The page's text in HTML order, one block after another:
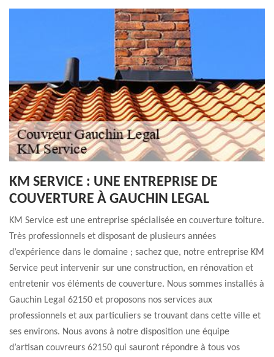
KM SERVICE : UNE ENTREPRISE DE
COUVERTURE À GAUCHIN LEGAL
KM Service est une entreprise spécialisée en couverture toiture.
Très professionnels et disposant de plusieurs années
d’expérience dans le domaine ; sachez que, notre entreprise KM
Service peut intervenir sur une construction, en rénovation et
entretenir vos éléments de couverture. Nous sommes installés à
Gauchin Legal 62150 et proposons nos services aux
professionnels et aux particuliers se trouvant dans cette ville et
ses environs. Nous avons à notre disposition une équipe
d’artisan couvreurs 62150 qui sauront répondre à tous vos